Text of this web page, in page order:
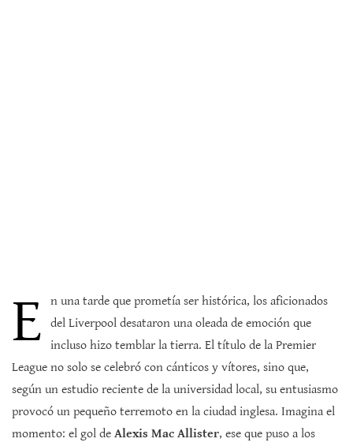
E
n una tarde que prometía ser histórica, los aficionados
del Liverpool desataron una oleada de emoción que
incluso hizo temblar la tierra. El título de la Premier
League no solo se celebró con cánticos y vítores, sino que,
según un estudio reciente de la universidad local, su entusiasmo
provocó un pequeño terremoto en la ciudad inglesa. Imagina el
momento: el gol de Alexis Mac Allister, ese que puso a los